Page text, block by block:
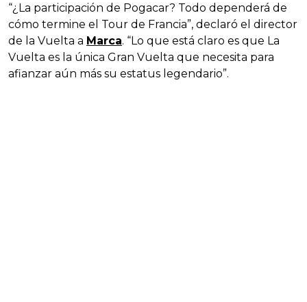
“¿La participación de Pogacar? Todo dependerá de
cómo termine el Tour de Francia”, declaró el director
de la Vuelta a Marca. “Lo que está claro es que La
Vuelta es la única Gran Vuelta que necesita para
afianzar aún más su estatus legendario”.